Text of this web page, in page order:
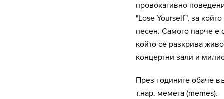
провокативно
"Lose Yourself", за
песен. Самото парче е
който се разкрива
концертни зали и
През годините обаче
т.нар. мемета (memes).